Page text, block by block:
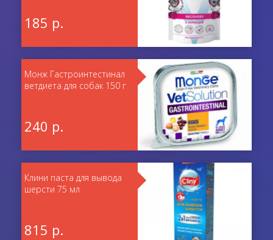
185 р.
Монж Гастроинтестинал
ветдиета для собак 150 г
240 р.
Клини паста для вывода
шерсти 75 мл
815 р.